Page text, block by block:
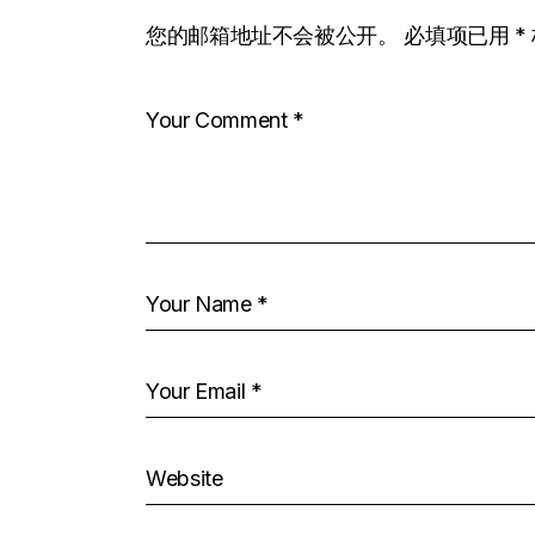
您的邮箱地址不会被公开。 必填项已用 *